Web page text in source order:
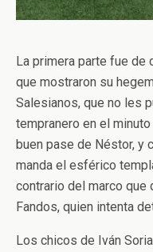
La primera parte fue
que mostraron su
Salesianos, que no les
tempranero en el
buen pase de Néstor, y
manda el esférico
contrario del marco que
Fandos, quien intenta
Los chicos de Iván